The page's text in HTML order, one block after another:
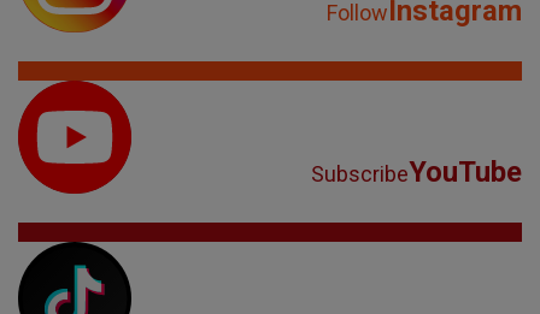
FollowInstagram
SubscribeYouTube